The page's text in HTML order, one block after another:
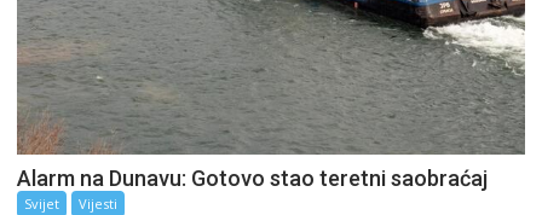
Alarm na Dunavu: Gotovo stao teretni saobraćaj
Svijet Vijesti